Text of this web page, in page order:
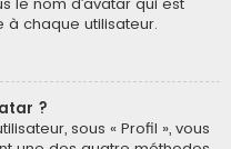
à chaque utilisateur.
?
sous « Profil », vous